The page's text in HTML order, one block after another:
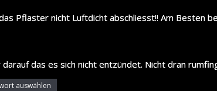
Pflaster nicht Luftdicht abschliesst!! Am Besten
das es sich nicht entzündet. Nicht dran
auswählen